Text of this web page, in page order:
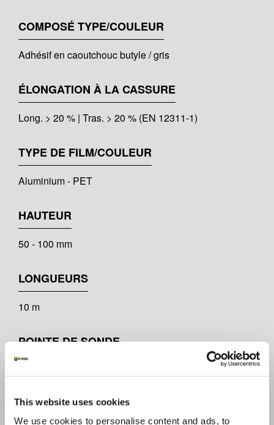
This website uses cookies
We use cookies to personalise content and ads, to
COMPOSÉ TYPE/COULEUR
Adhésif en caoutchouc butyle / gris
ÉLONGATION À LA CASSURE
Long. > 20 % | Tras. > 20 % (EN 12311-1)
TYPE DE FILM/COULEUR
Aluminium - PET
HAUTEUR
50 - 100 mm
LONGUEURS
10 m
POINTE DE SONDE
TEMPÉRATURE DE SERVICE